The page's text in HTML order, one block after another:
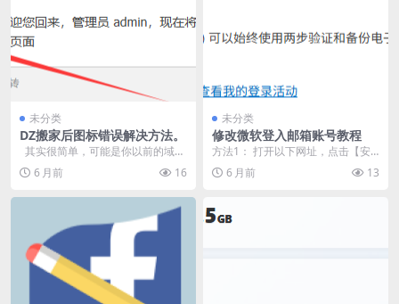
未分类
DZ搬家后图标错误解决方法。
其实很简单，可能是你以前的域名
是www.xxx.com 但是搬家...
6 月前 16
未分类
修改微软登入邮箱账号教程
方法1： 打开以下网址，点击【安
全】点击【管理登入方式】。 http
s://ac...
6 月前 13